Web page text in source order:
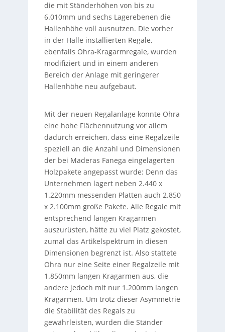
die mit Ständerhöhen von bis zu
6.010mm und sechs Lagerebenen die
Hallenhöhe voll ausnutzen. Die vorher
in der Halle installierten Regale,
ebenfalls Ohra-Kragarmregale, wurden
modifiziert und in einem anderen
Bereich der Anlage mit geringerer
Hallenhöhe neu aufgebaut.
Mit der neuen Regalanlage konnte Ohra
eine hohe Flächennutzung vor allem
dadurch erreichen, dass eine Regalzeile
speziell an die Anzahl und Dimensionen
der bei Maderas Fanega eingelagerten
Holzpakete angepasst wurde: Denn das
Unternehmen lagert neben 2.440 x
1.220mm messenden Platten auch 2.850
x 2.100mm große Pakete. Alle Regale mit
entsprechend langen Kragarmen
auszurüsten, hätte zu viel Platz gekostet,
zumal das Artikelspektrum in diesen
Dimensionen begrenzt ist. Also stattete
Ohra nur eine Seite einer Regalzeile mit
1.850mm langen Kragarmen aus, die
andere jedoch mit nur 1.200mm langen
Kragarmen. Um trotz dieser Asymmetrie
die Stabilität des Regals zu
gewährleisten, wurden die Ständer